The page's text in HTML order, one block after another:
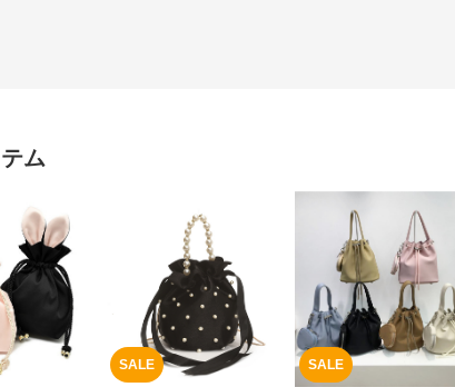
ム
SALE SALE